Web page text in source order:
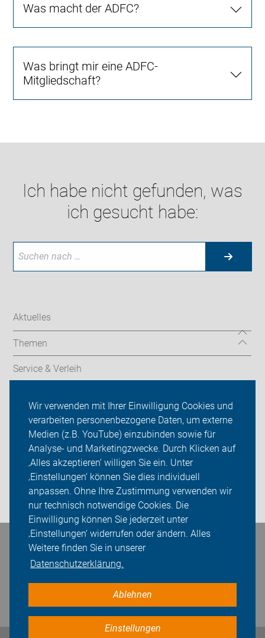
Wir verwenden mit Ihrer Einwilligung Cookies und
verarbeiten personenbezogene Daten, um externe
Medien (z.B. YouTube) einzubinden sowie für
Analyse- und Marketingzwecke. Durch Klicken auf
‚Alles akzeptieren‘ willigen Sie ein. Unter
‚Einstellungen‘ können Sie dies individuell
anpassen. Ohne Ihre Zustimmung verwenden wir
nur technisch notwendige Cookies. Die
Einwilligung können Sie jederzeit unter
‚Einstellungen‘ widerrufen oder ändern. Alles
Weitere finden Sie in unserer
Datenschutzerklärung.
Ablehnen
Einstellungen
Was macht der ADFC?
Was bringt mir eine ADFC-
Mitgliedschaft?
Ich habe nicht gefunden, was
ich gesucht habe:
Aktuelles
Themen
Service & Verleih
Rückblicke
ADFC Unna
Sei dabei
Login
Bleiben Sie in Kontakt